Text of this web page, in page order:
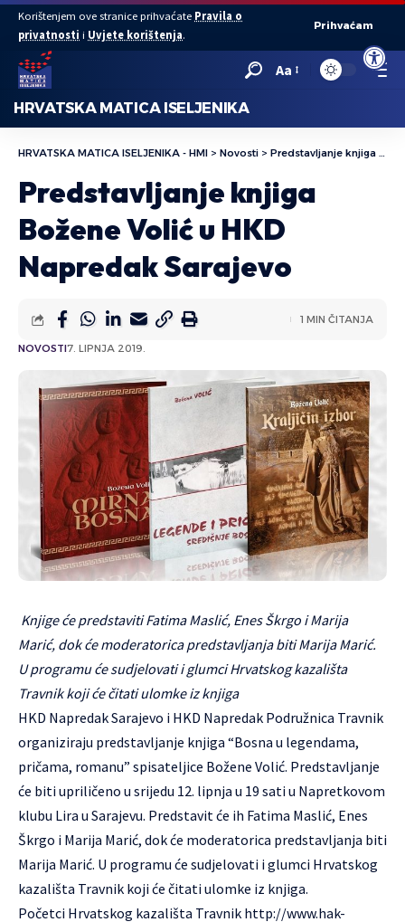
Open
Korištenjem ove stranice prihvaćate Pravila o
privatnosti i Uvjete korištenja.
Prihvaćam
Aa
HRVATSKA MATICA ISELJENIKA
HRVATSKA MATICA ISELJENIKA - HMI > Novosti > Predstavljanje knjiga Božene Volić u HKD Napredak Sarajevo
Predstavljanje knjiga
Božene Volić u HKD
Napredak Sarajevo
NOVOSTI7. LIPNJA 2019.
1 MIN ČITANJA
Knjige će predstaviti Fatima Maslić, Enes Škrgo i Marija
Marić, dok će moderatorica predstavljanja biti Marija Marić.
U programu će sudjelovati i glumci Hrvatskog kazališta
Travnik koji će čitati ulomke iz knjiga
HKD Napredak Sarajevo i HKD Napredak Podružnica Travnik
organiziraju predstavljanje knjiga “Bosna u legendama,
pričama, romanu” spisateljice Božene Volić. Predstavljanje
će biti upriličeno u srijedu 12. lipnja u 19 sati u Napretkovom
klubu Lira u Sarajevu. Predstavit će ih Fatima Maslić, Enes
Škrgo i Marija Marić, dok će moderatorica predstavljanja biti
Marija Marić. U programu će sudjelovati i glumci Hrvatskog
kazališta Travnik koji će čitati ulomke iz knjiga.
Početci Hrvatskog kazališta Travnik http://www.hak-